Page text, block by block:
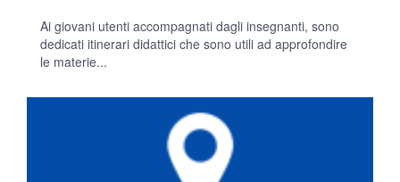
Ai giovani utenti accompagnati dagli insegnanti, sono
dedicati itinerari didattici che sono utili ad approfondire
le materie...